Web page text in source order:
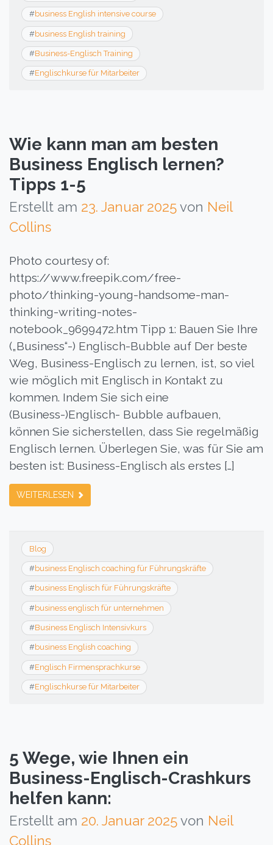
#business English intensive course
#business English training
#Business-Englisch Training
#Englischkurse für Mitarbeiter
Wie kann man am besten
Business Englisch lernen?
Tipps 1-5
Erstellt am 23. Januar 2025von Neil
Collins
Photo courtesy of:
https://www.freepik.com/free-
photo/thinking-young-handsome-man-
thinking-writing-notes-
notebook_9699472.htm Tipp 1: Bauen Sie Ihre
(„Business“-) Englisch-Bubble auf Der beste
Weg, Business-Englisch zu lernen, ist, so viel
wie möglich mit Englisch in Kontakt zu
kommen. Indem Sie sich eine
(Business-)Englisch- Bubble aufbauen,
können Sie sicherstellen, dass Sie regelmäßig
Englisch lernen. Überlegen Sie, was für Sie am
besten ist: Business-Englisch als erstes […]
WEITERLESEN
Blog
#business Englisch coaching für Führungskräfte
#business Englisch für Führungskräfte
#business englisch für unternehmen
#Business Englisch Intensivkurs
#business English coaching
#Englisch Firmensprachkurse
#Englischkurse für Mitarbeiter
5 Wege, wie Ihnen ein
Business-Englisch-Crashkurs
helfen kann:
Erstellt am 20. Januar 2025von Neil
Collins